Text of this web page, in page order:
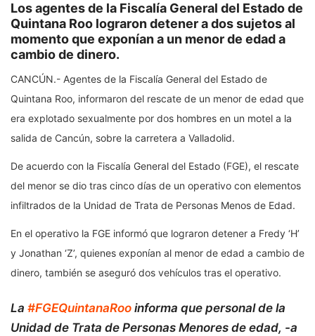
Los agentes de la Fiscalía General del Estado de
Quintana Roo lograron detener a dos sujetos al
momento que exponían a un menor de edad a
cambio de dinero.
CANCÚN.- Agentes de la Fiscalía General del Estado de
Quintana Roo, informaron del rescate de un menor de edad que
era explotado sexualmente por dos hombres en un motel a la
salida de Cancún, sobre la carretera a Valladolid.
De acuerdo con la Fiscalía General del Estado (FGE), el rescate
del menor se dio tras cinco días de un operativo con elementos
infiltrados de la Unidad de Trata de Personas Menos de Edad.
En el operativo la FGE informó que lograron detener a Fredy ‘H’
y Jonathan ‘Z’, quienes exponían al menor de edad a cambio de
dinero, también se aseguró dos vehículos tras el operativo.
La #FGEQuintanaRoo informa que personal de la
Unidad de Trata de Personas Menores de edad, -a